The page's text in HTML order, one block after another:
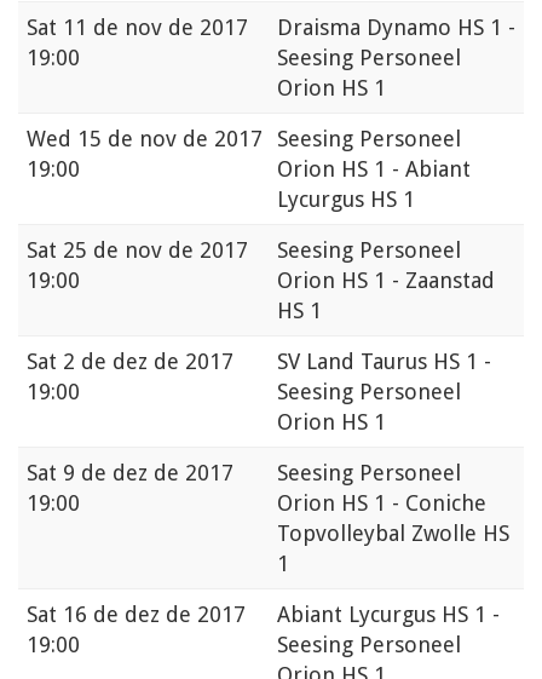
Sat 11 de nov de 2017
19:00
Draisma Dynamo HS 1 -
Seesing Personeel
Orion HS 1
Wed 15 de nov de 2017
19:00
Seesing Personeel
Orion HS 1 - Abiant
Lycurgus HS 1
Sat 25 de nov de 2017
19:00
Seesing Personeel
Orion HS 1 - Zaanstad
HS 1
Sat 2 de dez de 2017
19:00
SV Land Taurus HS 1 -
Seesing Personeel
Orion HS 1
Sat 9 de dez de 2017
19:00
Seesing Personeel
Orion HS 1 - Coniche
Topvolleybal Zwolle HS
1
Sat 16 de dez de 2017
19:00
Abiant Lycurgus HS 1 -
Seesing Personeel